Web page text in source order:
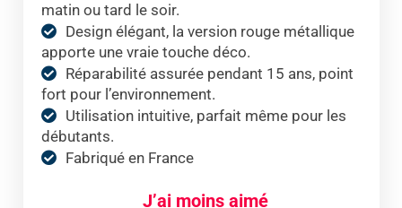
matin ou tard le soir.
Design élégant, la version rouge métallique
apporte une vraie touche déco.
Réparabilité assurée pendant 15 ans, point
fort pour l’environnement.
Utilisation intuitive, parfait même pour les
débutants.
Fabriqué en France
J’ai moins aimé